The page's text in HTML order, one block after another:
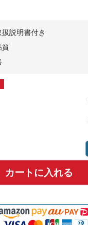
説明書付き
質
カートに入れる